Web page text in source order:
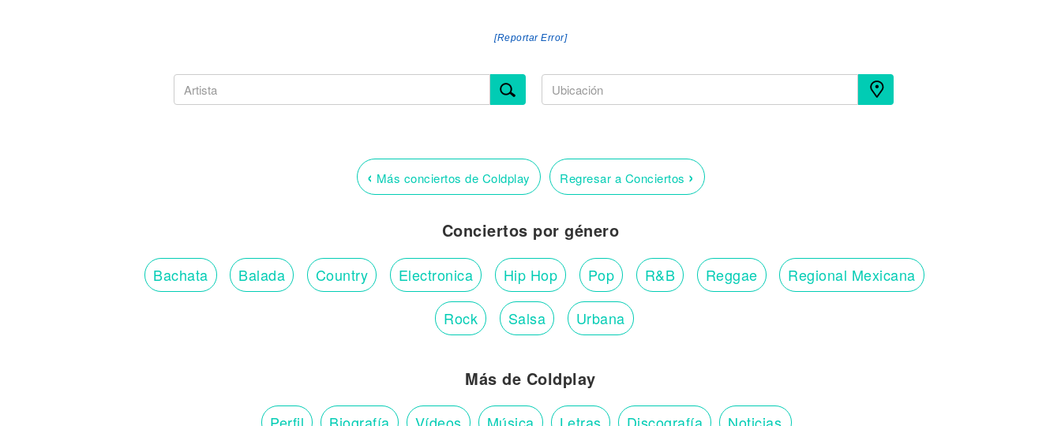
[Reportar Error]
‹ Más conciertos de Coldplay Regresar a Conciertos ›
Conciertos por género
Bachata Balada Country Electronica Hip Hop Pop R&B Reggae Regional Mexicana
Rock Salsa Urbana
Más de Coldplay